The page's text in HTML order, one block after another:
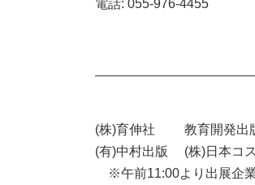
電話: 055-976-4455
(株)育伸社 教育開発出
(有)中村出版 (株)日本コ
※午前11:00より出展企業